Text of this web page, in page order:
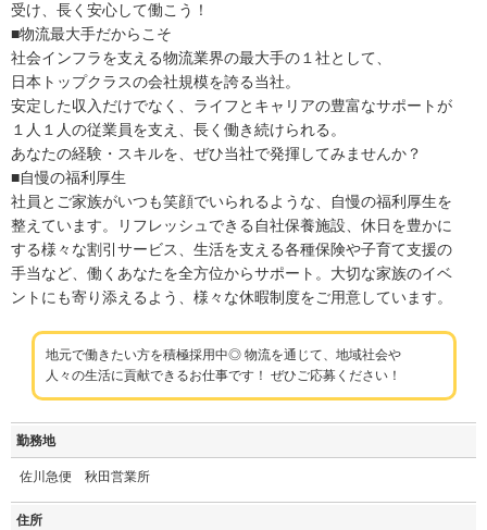
受け、長く安心して働こう！
■物流最大手だからこそ
社会インフラを支える物流業界の最大手の１社として、
日本トップクラスの会社規模を誇る当社。
安定した収入だけでなく、ライフとキャリアの豊富なサポートが
１人１人の従業員を支え、長く働き続けられる。
あなたの経験・スキルを、ぜひ当社で発揮してみませんか？
■自慢の福利厚生
社員とご家族がいつも笑顔でいられるような、自慢の福利厚生を
整えています。リフレッシュできる自社保養施設、休日を豊かに
する様々な割引サービス、生活を支える各種保険や子育て支援の
手当など、働くあなたを全方位からサポート。大切な家族のイベ
ントにも寄り添えるよう、様々な休暇制度をご用意しています。
地元で働きたい方を積極採用中◎ 物流を通じて、地域社会や
人々の生活に貢献できるお仕事です！ ぜひご応募ください！
勤務地
佐川急便 秋田営業所
住所